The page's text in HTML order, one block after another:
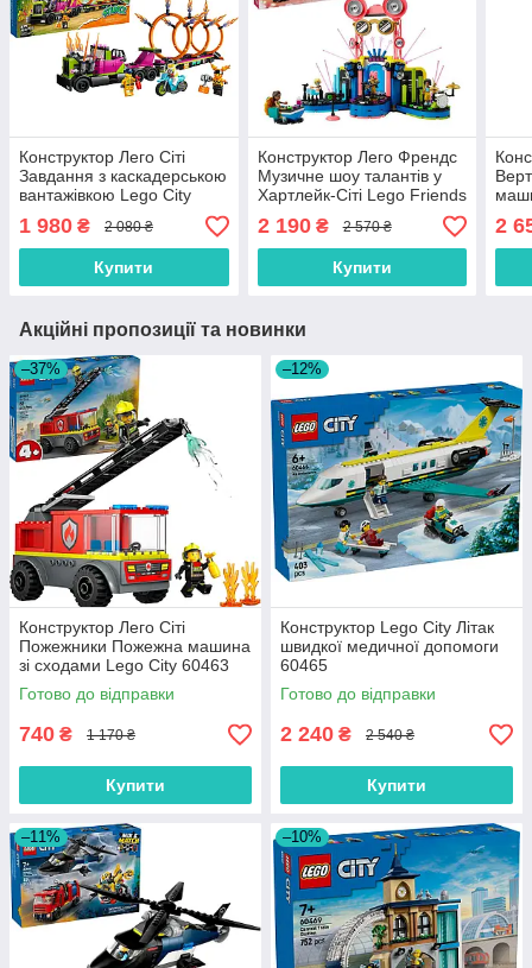
Конструктор Лего Сіті
Завдання з каскадерською
вантажівкою Lego City
60357
1 980 ₴ 2 080 ₴
Купити
Конструктор Лего Френдс
Музичне шоу талантів у
Хартлейк-Сіті Lego Friends
42616
2 190₴ 2 570 ₴
Купити
2
Акційні пропозиції та новинки
–37%
Конструктор Лего Сіті
Пожежники Пожежна машина
зі сходами Lego City 60463
Готово до відправки
740 ₴ 1 170 ₴
Купити
–12%
Конструктор Lego City Літак
швидкої медичної допомоги
60465
Готово до відправки
2 240 ₴ 2 540 ₴
Купити
–11% –10%